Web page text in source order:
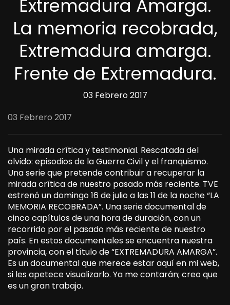
Extremadura Amarga.
La memoria recobrada,
Extremadura amarga.
Frente de Extremadura.
03 Febrero 2017
03 Febrero 2017
Una mirada crítica y testimonial. Rescatada del
olvido: episodios de la Guerra Civil y el franquismo.
Una serie que pretende contribuir a recuperar la
mirada crítica de nuestro pasado más reciente. TVE
estrenó un domingo 16 de julio a las 11 de la noche “LA
MEMORIA RECOBRADA”. Una serie documental de
cinco capítulos de una hora de duración, con un
recorrido por el pasado más reciente de nuestro
país. En estos documentales se encuentra nuestra
provincia, con el título de “EXTREMADURA AMARGA”.
Es un documental que merece estar aquí en mi web,
si les apetece visualizarlo. Ya me contarán; creo que
es un gran trabajo.